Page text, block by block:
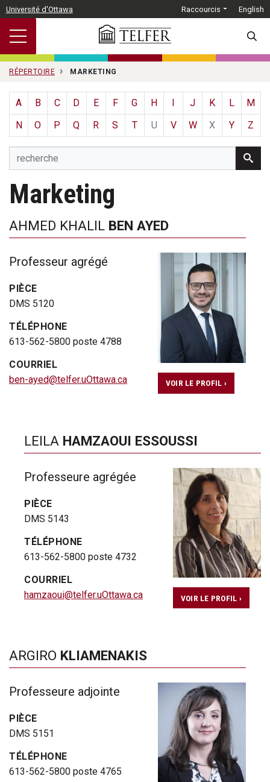
Passer au contenu principal
Université d'Ottawa Raccourcis English
RÉPERTOIRE MARKETING
A B C D E F G H J K L
M
N
O P Q R S T U V W X Y Z
Marketing
AHMED KHALIL BEN AYED
Professeur agrégé
PIÈCE
DMS 5120
TÉLÉPHONE
613-562-5800 poste 4788
COURRIEL
ben-ayed@telfer.uOttawa.ca
VOIR LE PROFIL ›
LEILA HAMZAOUI ESSOUSSI
Professeure agrégée
PIÈCE
DMS 5143
TÉLÉPHONE
613-562-5800 poste 4732
COURRIEL
hamzaoui@telfer.uOttawa.ca
VOIR LE PROFIL ›
ARGIRO KLIAMENAKIS
Professeure adjointe
PIÈCE
DMS 5151
TÉLÉPHONE
613-562-5800 poste 4765